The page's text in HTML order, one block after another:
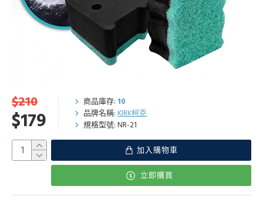
$179
$210 商品庫存: 10
品牌名稱: KIRK柯克
規格型號: NR-21
加入購物車
立即購買